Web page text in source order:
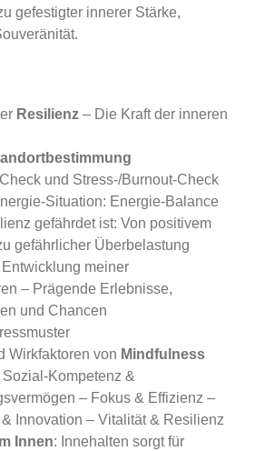
gefestigter innerer Stärke,
Resilienz – Die Kraft der inneren
und Stress-/Burnout-Check
Situation: Energie-Balance
gefährdet ist: Von positivem
gefährlicher Überbelastung
meiner
– Prägende Erlebnisse,
und Chancen
Wirkfaktoren von Mindfulness
Sozial-Kompetenz &
– Fokus & Effizienz –
& Innovation – Vitalität & Resilienz
Innen: Innehalten sorgt für